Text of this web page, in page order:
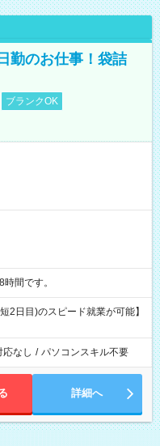
勤のお仕事！袋詰
ブランクOK
働8時間です。
2日目)のスピード就業が可能】
応なし / パソコンスキル不要
詳細へ